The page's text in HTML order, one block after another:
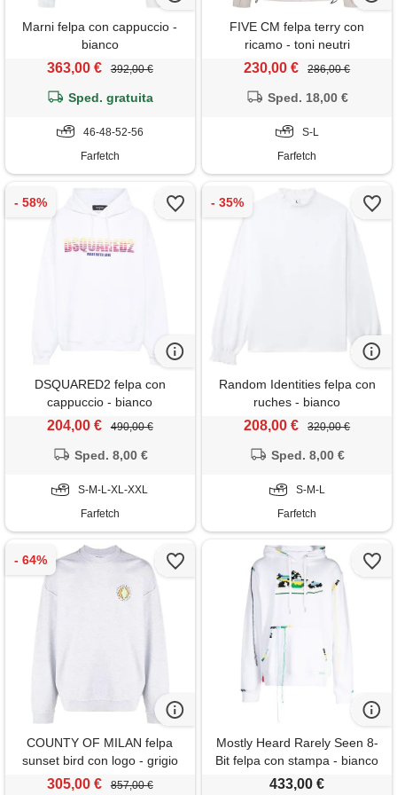
Marni felpa con cappuccio -
bianco
363,00 € 392,00 €
Sped. gratuita
46-48-52-56
Farfetch
FIVE CM felpa terry con
ricamo - toni neutri
230,00 € 286,00 €
Sped. 18,00 €
S-L
Farfetch
DSQUARED2 felpa con
cappuccio - bianco
204,00 € 490,00 €
Sped. 8,00 €
S-M-L-XL-XXL
Farfetch
Random Identities felpa con
ruches - bianco
208,00 € 320,00 €
Sped. 8,00 €
S-M-L
Farfetch
COUNTY OF MILAN felpa
sunset bird con logo - grigio
305,00 € 857,00 €
Mostly Heard Rarely Seen 8-
Bit felpa con stampa - bianco
433,00 €